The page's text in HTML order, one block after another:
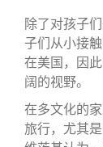
除了对孩子
子们从小接
在美国，因
阔的视野。
在多文化的
旅行，尤其